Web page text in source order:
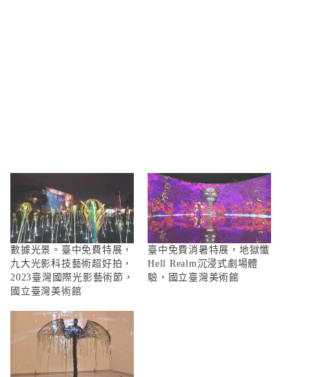
數據光景。臺中免費特展，
九大光影科技藝術超好拍，
2023臺灣國際光影藝術節，
國立臺灣美術館
臺中免費消暑特展，地獄懺
Hell Realm沉浸式劇場體
驗，國立臺灣美術館